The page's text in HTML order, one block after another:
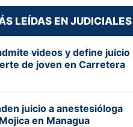
LEÍDAS EN JUDICIALES
videos y define juicio
de joven en Carretera
juicio a anestesióloga
en Managua